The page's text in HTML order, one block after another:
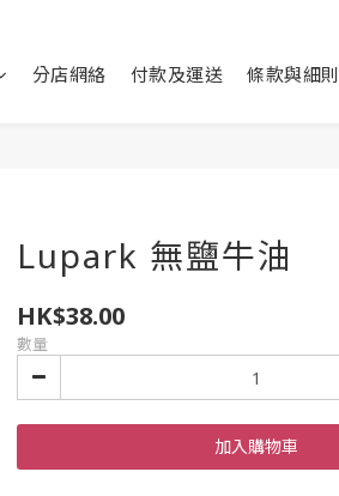
分店網絡 付款及運送 條款與細則
Lupark 無鹽牛油
HK$38.00
數量
加入購物車